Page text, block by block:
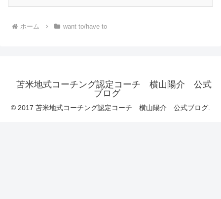
ホーム want to/have to
苫米地式コーチング認定コーチ 横山陽介 公式
ブログ
© 2017 苫米地式コーチング認定コーチ 横山陽介 公式ブログ.